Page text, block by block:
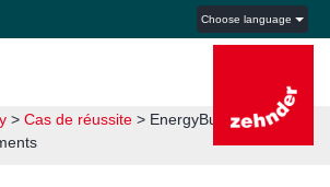
Choose language
> Cas de réussite > EnergyBus dans un